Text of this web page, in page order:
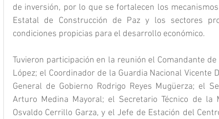
de inversión, por lo que se fortalecen los
Estatal de Construcción de Paz y los sectores
condiciones propicias para el desarrollo económico.
Tuvieron participación en la reunión el Comandante
López; el Coordinador de la Guardia Nacional Vicente
General de Gobierno Rodrigo Reyes Mugüerza; el
Arturo Medina Mayoral; el Secretario Técnico de la
Osvaldo Cerrillo Garza, y el Jefe de Estación del